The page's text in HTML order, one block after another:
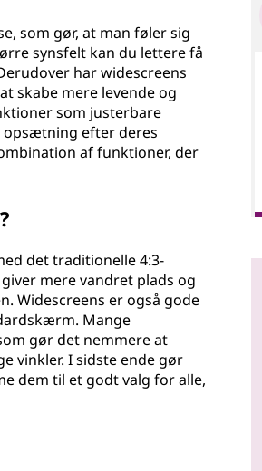
som gør, at man føler sig
synsfelt kan du lettere få
har widescreens
skabe mere levende og
som justerbare
opsætning efter deres
af funktioner, der
det traditionelle 4:3-
mere vandret plads og
Widescreens er også gode
Mange
gør det nemmere at
vinkler. I sidste ende gør
dem til et godt valg for alle,